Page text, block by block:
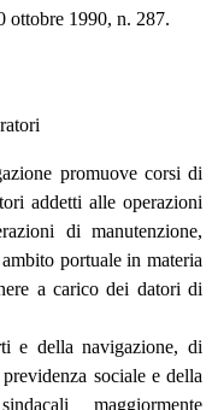
ottobre 1990, n. 287.
promuove corsi di
addetti alle operazioni
di manutenzione,
portuale in materia
a carico dei datori di
e della navigazione, di
sociale e della
maggiormente